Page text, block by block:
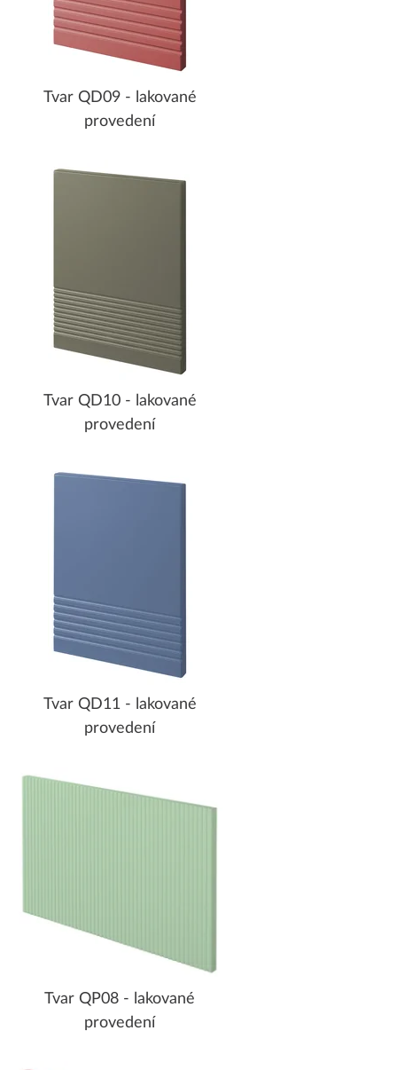
Tvar QD09 - lakované
provedení
Tvar QD10 - lakované
provedení
Tvar QD11 - lakované
provedení
Tvar QP08 - lakované
provedení